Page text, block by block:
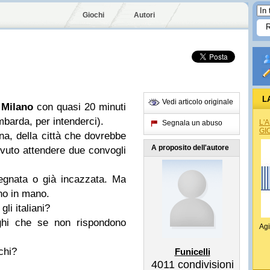
Giochi Autori
Milanocon quasi 20 minuti
per intenderci).
della città che dovrebbe
attendere due convogli
o già incazzata. Ma
in mano.
italiani?
che se non rispondono
Vedi articolo originale
Segnala un abuso
A proposito dell'autore
Funicelli
4011 condivisioni